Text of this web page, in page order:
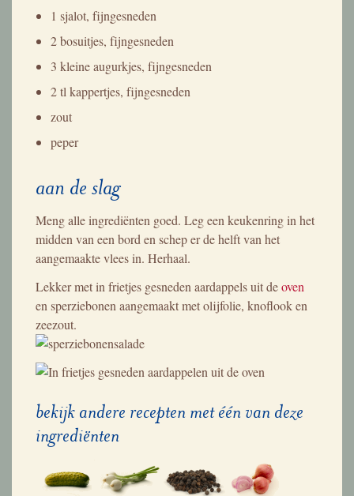
1 sjalot, fijngesneden
2 bosuitjes, fijngesneden
3 kleine augurkjes, fijngesneden
2 tl kappertjes, fijngesneden
zout
peper
aan de slag
Meng alle ingrediënten goed. Leg een keukenring in het
midden van een bord en schep er de helft van het
aangemaakte vlees in. Herhaal.
Lekker met in frietjes gesneden aardappels uit deoven
en sperziebonen aangemaakt met olijfolie, knoflook en
zeezout.
bekijk andere recepten met één van deze
ingrediënten